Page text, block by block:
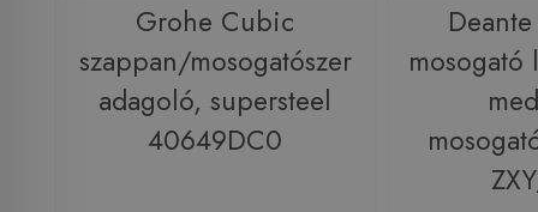
Grohe Cubic
szappan/mosogatószer
adagoló, supersteel
40649DC0
mosogató